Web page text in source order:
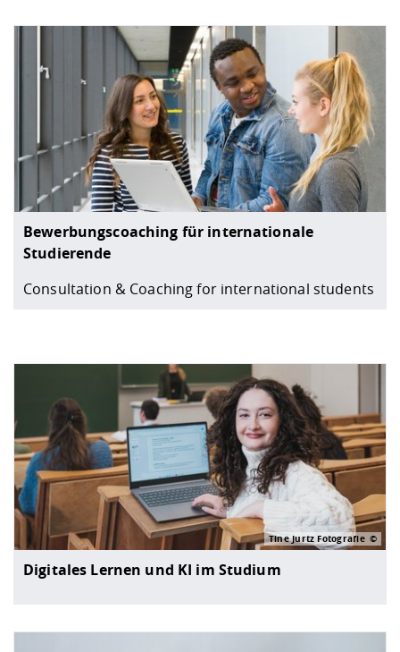
Bewerbungscoaching für internationale
Studierende
Consultation & Coaching for international students
Digitales Lernen und KI im Studium
Tine Jurtz Fotografie